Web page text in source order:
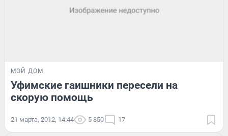
МОЙ ДОМ
Уфимские гаишники пересели на
скорую помощь
21 марта, 2012, 14:44 5 850 17